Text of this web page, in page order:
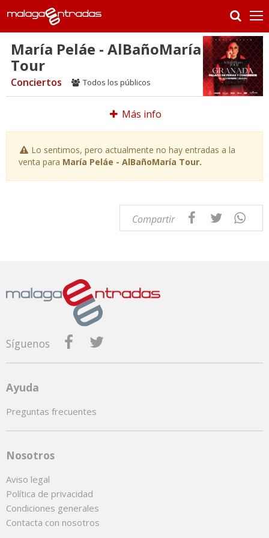
María Peláe - AlBañoMaría
Tour
Conciertos Todos los públicos
Más info
Lo sentimos, pero actualmente no hay entradas a la
venta para María Peláe - AlBañoMaría Tour.
Compartir
Síguenos
Ayuda
Preguntas frecuentes
Nosotros
Aviso legal
Política de privacidad
Condiciones generales
Contacta con nosotros